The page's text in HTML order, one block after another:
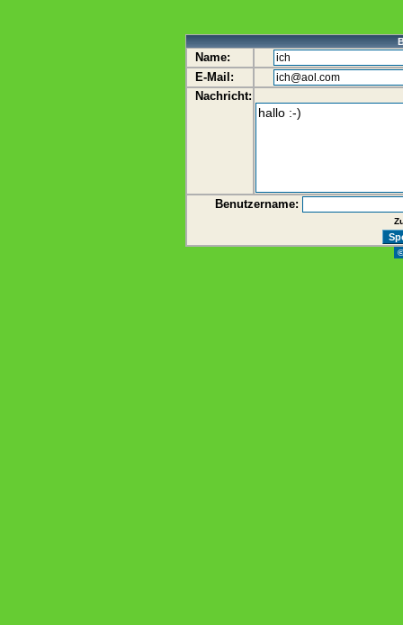
Name:
E-Mail:
Nachricht:
Benutzername: